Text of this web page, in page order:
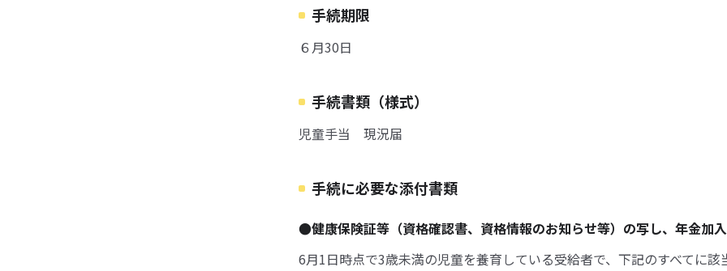
手続期限
６月30日
手続書類（様式）
児童手当 現況届
手続に必要な添付書類
●健康保険証等（資格確認書、資格情報のお知らせ等）の写し、年金加
6月1日時点で3歳未満の児童を養育している受給者で、下記のすべてに該